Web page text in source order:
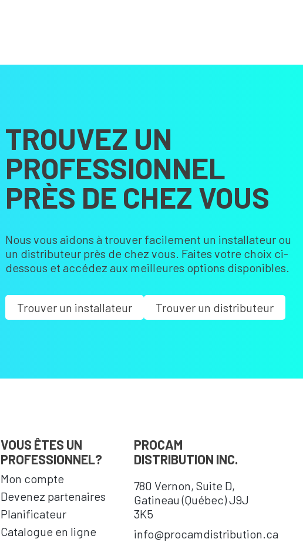
TROUVEZ UN
PROFESSIONNEL
PRÈS DE CHEZ VOUS
Nous vous aidons à trouver facilement un installateur ou
un distributeur près de chez vous. Faites votre choix ci-
dessous et accédez aux meilleures options disponibles.
Trouver un installateur Trouver un distributeur
VOUS ÊTES UN
PROFESSIONNEL?
Mon compte
Devenez partenaires
Planificateur
Catalogue en ligne
PROCAM
DISTRIBUTION INC.
780 Vernon, Suite D,
Gatineau (Québec) J9J
3K5
info@procamdistribution.ca